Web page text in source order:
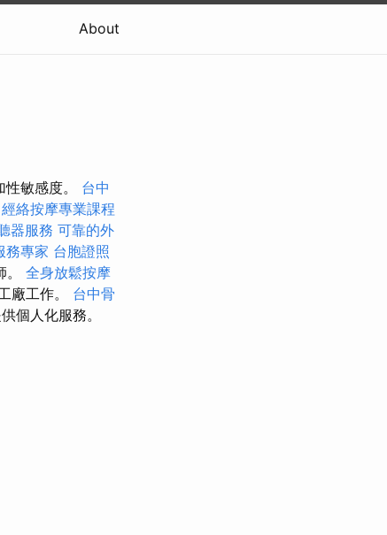
About
敏感度。 台中
經絡按摩專業課程
器服務 可靠的外
務專家 台胞證照
全身放鬆按摩
廠工作。 台中骨
個人化服務。